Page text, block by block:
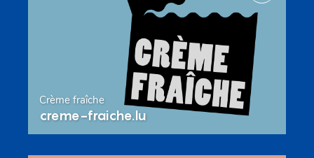
Crème fraîche
creme-fraiche.lu